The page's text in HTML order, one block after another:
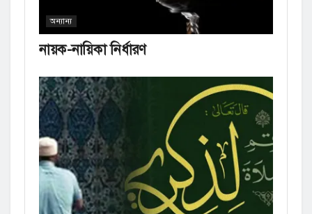
অন্যান্য
নায়ক-নায়িকা নির্ধারণ